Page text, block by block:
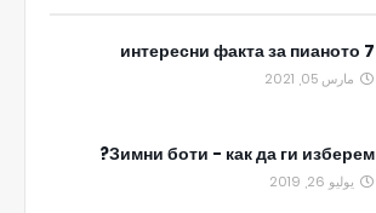
7 интересни факта за пианото
مارس 05, 2021
Зимни боти - как да ги изберем?
يوليو 26, 2019